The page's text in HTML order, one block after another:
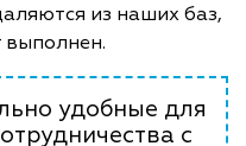
из наших баз,
выполнен.
удобные для
с